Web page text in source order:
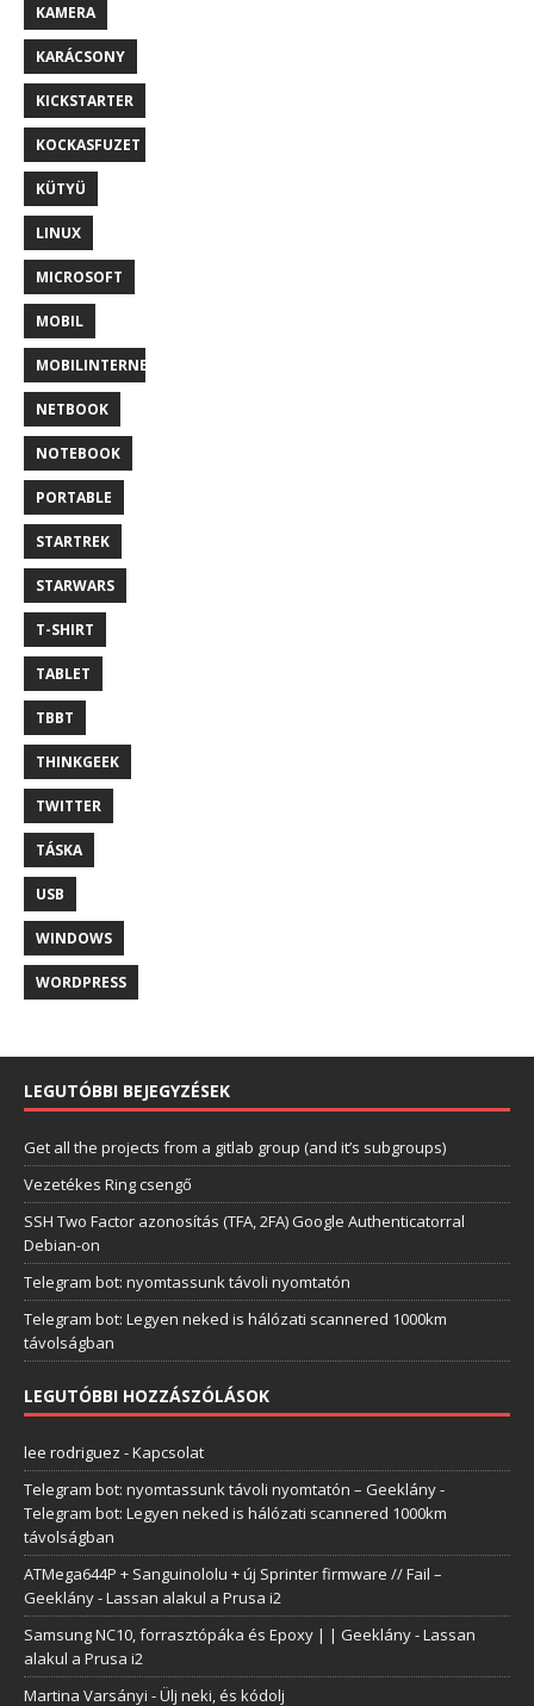
KAMERA
KARÁCSONY
KICKSTARTER
KOCKASFUZET
KÜTYÜ
LINUX
MICROSOFT
MOBIL
MOBILINTERNET
NETBOOK
NOTEBOOK
PORTABLE
STARTREK
STARWARS
T-SHIRT
TABLET
TBBT
THINKGEEK
TWITTER
TÁSKA
USB
WINDOWS
WORDPRESS
LEGUTÓBBI BEJEGYZÉSEK
Get all the projects from a gitlab group (and it’s subgroups)
Vezetékes Ring csengő
SSH Two Factor azonosítás (TFA, 2FA) Google Authenticatorral
Debian-on
Telegram bot: nyomtassunk távoli nyomtatón
Telegram bot: Legyen neked is hálózati scannered 1000km
távolságban
LEGUTÓBBI HOZZÁSZÓLÁSOK
lee rodriguez -Kapcsolat
Telegram bot: nyomtassunk távoli nyomtatón – Geeklány-
Telegram bot: Legyen neked is hálózati scannered 1000km
távolságban
ATMega644P + Sanguinololu + új Sprinter firmware // Fail –
Geeklány-Lassan alakul a Prusa i2
Samsung NC10, forrasztópáka és Epoxy | | Geeklány-Lassan
alakul a Prusa i2
Martina Varsányi -Ülj neki, és kódolj